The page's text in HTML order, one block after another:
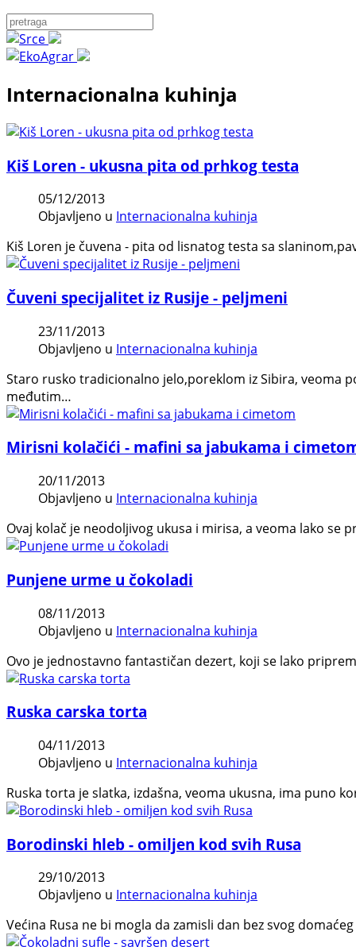
Internacionalna kuhinja
Kiš Loren - ukusna pita od prhkog testa
05/12/2013
Objavljeno u Internacionalna kuhinja
Kiš Loren je čuvena - pita od lisnatog testa sa
Čuveni specijalitet iz Rusije - peljmeni
23/11/2013
Objavljeno u Internacionalna kuhinja
Staro rusko tradicionalno jelo,poreklom iz Sibira, veoma
međutim…
Mirisni kolačići - mafini sa jabukama i
20/11/2013
Objavljeno u Internacionalna kuhinja
Ovaj kolač je neodoljivog ukusa i mirisa, a veoma lako se
Punjene urme u čokoladi
08/11/2013
Objavljeno u Internacionalna kuhinja
Ovo je jednostavno fantastičan dezert, koji se lako
Ruska carska torta
04/11/2013
Objavljeno u Internacionalna kuhinja
Ruska torta je slatka, izdašna, veoma ukusna, ima puno
Borodinski hleb - omiljen kod svih Rusa
29/10/2013
Objavljeno u Internacionalna kuhinja
Većina Rusa ne bi mogla da zamisli dan bez svog